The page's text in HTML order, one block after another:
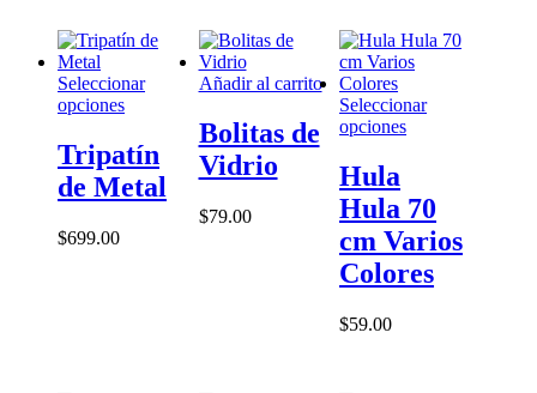
Seleccionar
opcionesEste
tiene
múltiples
variantes.
Tripatín
de Metal
$699.00
Añadir al carrito
Bolitas de
Vidrio
$79.00
Seleccionar
opcionesEste
variantes.
Las
opciones
se
Hula
Hula 70
cm Varios
Colores
$59.00